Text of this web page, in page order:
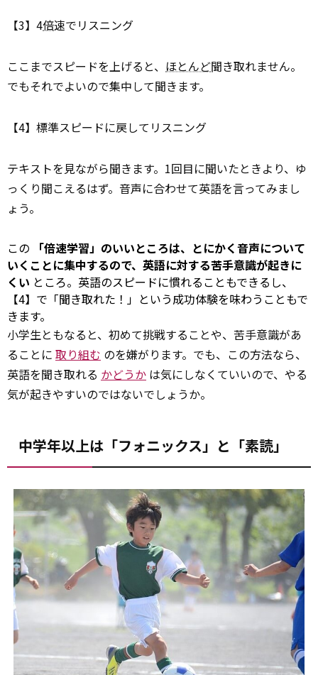
【3】4倍速でリスニング
ここまでスピードを上げると、 ほとんど聞き取れません。
でもそれでよいので集中して聞きます。
【4】標準スピードに戻してリスニング
テキストを見ながら聞きます。1回目に聞いたときより、ゆ
っくり聞こえるはず。音声に合わせて英語を言ってみまし
ょう。
この
「倍速学習」のいいところは、とにかく音声について
いくことに集中するので、英語に対する苦手意識が起きに
くい ところ。英語のスピードに慣れることもできるし、
【4】で「聞き取れた！」という成功体験を味わうこともで
きます。
小学生ともなると、初めて挑戦することや、苦手意識があ
ることに 取り組む のを嫌がります。でも、この方法なら、
英語を聞き取れる かどうか は気にしなくていいので、やる
気が起きやすいのではないでしょうか。
中学年以上は「フォニックス」と「素読」